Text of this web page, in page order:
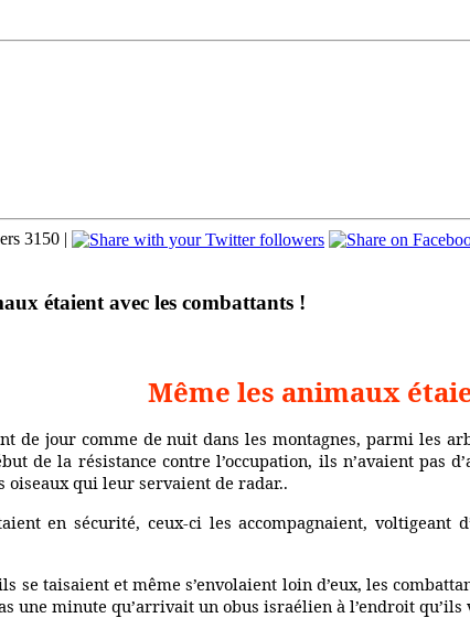
3150 |
étaient avec les combattants !
Même les animaux
de jour comme de nuit dans les montagnes, parmi les
de la résistance contre l’occupation, ils n’avaient pas
oiseaux qui leur servaient de radar..
en sécurité, ceux-ci les accompagnaient,
se taisaient et même s’envolaient loin d’eux, les
une minute qu’arrivait un obus israélien à l’endroit